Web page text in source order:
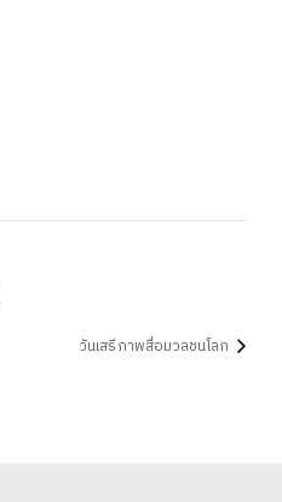
วันเสรีภาพสื่อมวลชนโลก